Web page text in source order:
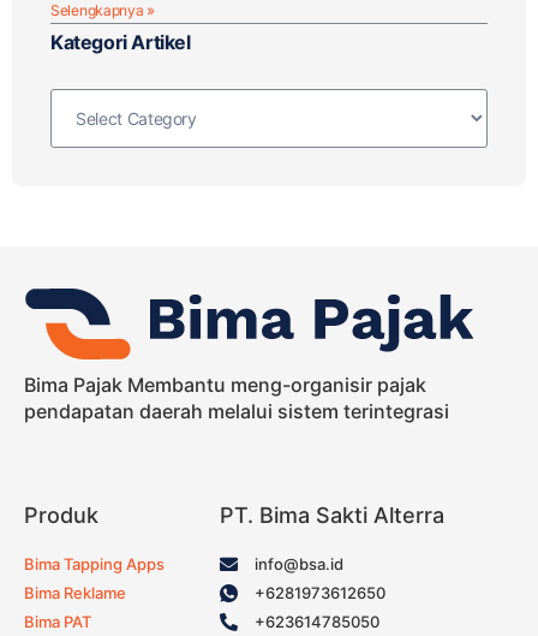
Selengkapnya »
Kategori Artikel
Bima Pajak Membantu meng-organisir pajak
pendapatan daerah melalui sistem terintegrasi
Produk
Bima Tapping Apps
Bima Reklame
Bima PAT
PT. Bima Sakti Alterra
info@bsa.id
+6281973612650
+623614785050